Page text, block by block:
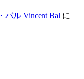
バル Vincent Bal に